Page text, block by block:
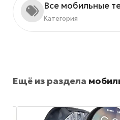
Все мобильные
Категория
Ещё из раздела